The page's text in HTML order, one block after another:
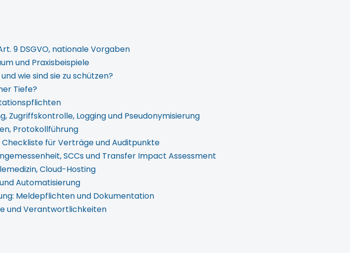
9 DSGVO, nationale Vorgaben
und Praxisbeispiele
wie sind sie zu schützen?
Tiefe?
Zugriffskontrolle, Logging und Pseudonymisierung
Protokollführung
für Verträge und Auditpunkte
SCCs und Transfer Impact Assessment
Cloud-Hosting
Automatisierung
Meldepflichten und Dokumentation
und Verantwortlichkeiten